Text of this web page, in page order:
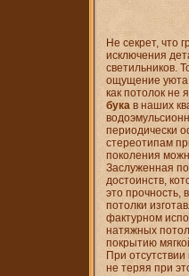
Не секрет, что
исключения
светильников.
ощущение уюта
как потолок не
бука в наших
периодически
стереотипам
поколения
Заслуженная
достоинств,
это прочность,
потолки
фактурном
натяжных
покрытию
При
не теряя при